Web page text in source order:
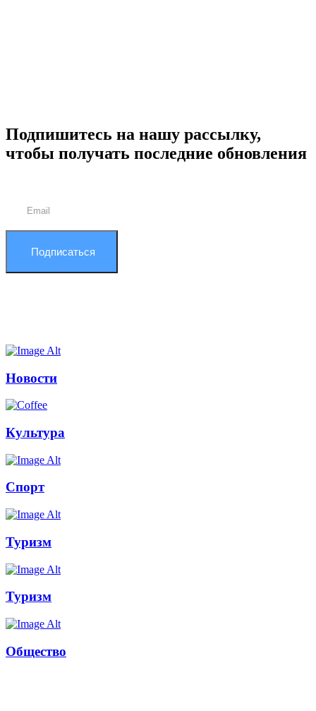
Подпишитесь на нашу рассылку,
чтобы получать последние обновления
Подписаться
Новости
Культура
Спорт
Туризм
Туризм
Общество